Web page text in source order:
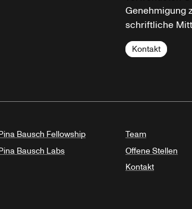
Genehmigung
schriftliche
Kontakt
Bausch Fellowship
Bausch Labs
Team
Offene Stellen
Kontakt